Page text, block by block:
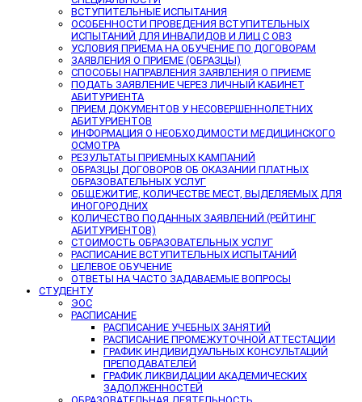
ВСТУПИТЕЛЬНЫЕ ИСПЫТАНИЯ
ОСОБЕННОСТИ ПРОВЕДЕНИЯ ВСТУПИТЕЛЬНЫХ
ИСПЫТАНИЙ ДЛЯ ИНВАЛИДОВ И ЛИЦ С ОВЗ
УСЛОВИЯ ПРИЕМА НА ОБУЧЕНИЕ ПО ДОГОВОРАМ
ЗАЯВЛЕНИЯ О ПРИЕМЕ (ОБРАЗЦЫ)
СПОСОБЫ НАПРАВЛЕНИЯ ЗАЯВЛЕНИЯ О ПРИЕМЕ
ПОДАТЬ ЗАЯВЛЕНИЕ ЧЕРЕЗ ЛИЧНЫЙ КАБИНЕТ
АБИТУРИЕНТА
ПРИЕМ ДОКУМЕНТОВ У НЕСОВЕРШЕННОЛЕТНИХ
АБИТУРИЕНТОВ
ИНФОРМАЦИЯ О НЕОБХОДИМОСТИ МЕДИЦИНСКОГО
ОСМОТРА
РЕЗУЛЬТАТЫ ПРИЕМНЫХ КАМПАНИЙ
ОБРАЗЦЫ ДОГОВОРОВ ОБ ОКАЗАНИИ ПЛАТНЫХ
ОБРАЗОВАТЕЛЬНЫХ УСЛУГ
ОБЩЕЖИТИЕ, КОЛИЧЕСТВЕ МЕСТ, ВЫДЕЛЯЕМЫХ ДЛЯ
ИНОГОРОДНИХ
КОЛИЧЕСТВО ПОДАННЫХ ЗАЯВЛЕНИЙ (РЕЙТИНГ
АБИТУРИЕНТОВ)
СТОИМОСТЬ ОБРАЗОВАТЕЛЬНЫХ УСЛУГ
РАСПИСАНИЕ ВСТУПИТЕЛЬНЫХ ИСПЫТАНИЙ
ЦЕЛЕВОЕ ОБУЧЕНИЕ
ОТВЕТЫ НА ЧАСТО ЗАДАВАЕМЫЕ ВОПРОСЫ
СТУДЕНТУ
ЭОС
РАСПИСАНИЕ
РАСПИСАНИЕ УЧЕБНЫХ ЗАНЯТИЙ
РАСПИСАНИЕ ПРОМЕЖУТОЧНОЙ АТТЕСТАЦИИ
ГРАФИК ИНДИВИДУАЛЬНЫХ КОНСУЛЬТАЦИЙ
ПРЕПОДАВАТЕЛЕЙ
ГРАФИК ЛИКВИДАЦИИ АКАДЕМИЧЕСКИХ
ЗАДОЛЖЕННОСТЕЙ